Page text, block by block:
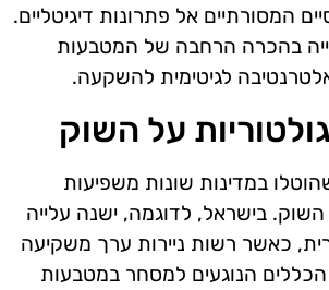
המסורתיים אל פתרונות דיגיטליים.
בהכרה הרחבה של המטבעות
לגיטימית להשקעה.
על השוק
במדינות שונות משפיעות
השוק. בישראל, לדוגמה, ישנה עלייה
כאשר רשות ניירות ערך משקיעה
הנוגעים למסחר במטבעות